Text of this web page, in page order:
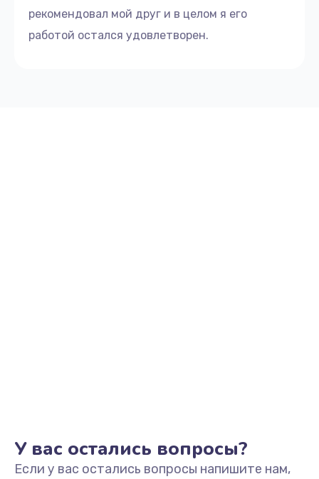
рекомендовал мой друг и в целом я его
работой остался удовлетворен.
У вас остались вопросы?
Если у вас остались вопросы напишите нам,